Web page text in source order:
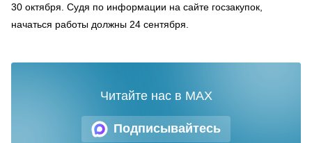
30 октября. Судя по информации на сайте госзакупок,
начаться работы должны 24 сентября.
Подписывайтесь
Читайте нас в MAX